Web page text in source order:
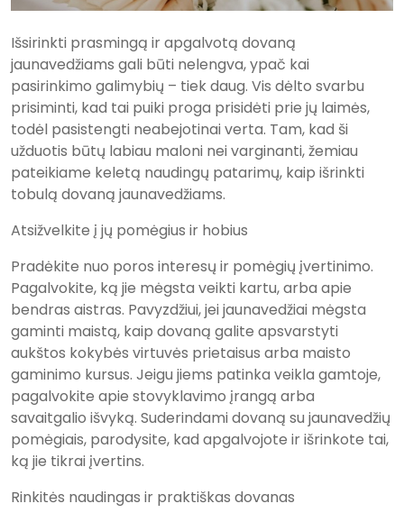
Išsirinkti prasmingą ir apgalvotą dovaną
jaunavedžiams gali būti nelengva, ypač kai
pasirinkimo galimybių – tiek daug. Vis dėlto svarbu
prisiminti, kad tai puiki proga prisidėti prie jų laimės,
todėl pasistengti neabejotinai verta. Tam, kad ši
užduotis būtų labiau maloni nei varginanti, žemiau
pateikiame keletą naudingų patarimų, kaip išrinkti
tobulą dovaną jaunavedžiams.
Atsižvelkite į jų pomėgius ir hobius
Pradėkite nuo poros interesų ir pomėgių įvertinimo.
Pagalvokite, ką jie mėgsta veikti kartu, arba apie
bendras aistras. Pavyzdžiui, jei jaunavedžiai mėgsta
gaminti maistą, kaip dovaną galite apsvarstyti
aukštos kokybės virtuvės prietaisus arba maisto
gaminimo kursus. Jeigu jiems patinka veikla gamtoje,
pagalvokite apie stovyklavimo įrangą arba
savaitgalio išvyką. Suderindami dovaną su jaunavedžių
pomėgiais, parodysite, kad apgalvojote ir išrinkote tai,
ką jie tikrai įvertins.
Rinkitės naudingas ir praktiškas dovanas